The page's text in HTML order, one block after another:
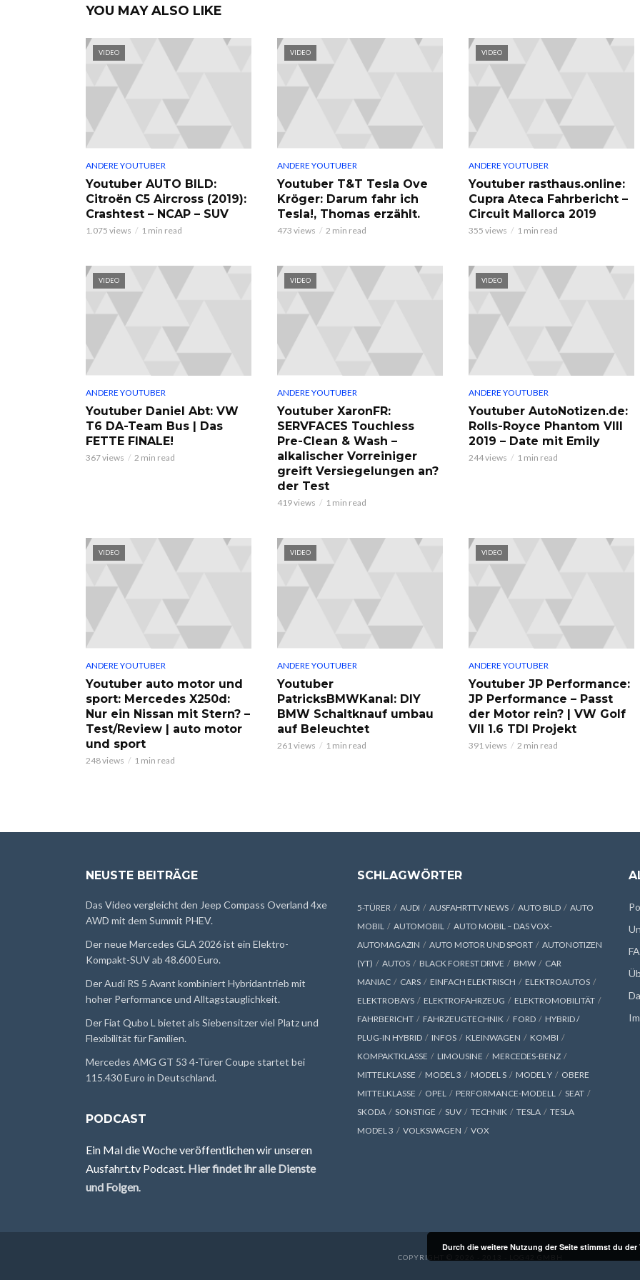
YOU MAY ALSO LIKE
VIDEO
ANDERE YOUTUBER
Youtuber AUTO BILD:
Citroën C5 Aircross (2019):
Crashtest – NCAP – SUV
1.075 views 1 min read
VIDEO
ANDERE YOUTUBER
Youtuber T&T Tesla Ove
Kröger: Darum fahr ich
Tesla!, Thomas erzählt.
473 views 2 min read
VIDEO
ANDERE YOUTUBER
Youtuber rasthaus.online:
Cupra Ateca Fahrbericht –
Circuit Mallorca 2019
355 views 1 min read
VIDEO
ANDERE YOUTUBER
Youtuber Daniel Abt: VW
T6 DA-Team Bus | Das
FETTE FINALE!
367 views 2 min read
VIDEO
ANDERE YOUTUBER
Youtuber XaronFR:
SERVFACES Touchless
Pre-Clean & Wash –
alkalischer Vorreiniger
greift Versiegelungen an?
der Test
419 views 1 min read
VIDEO
ANDERE YOUTUBER
Youtuber AutoNotizen.de:
Rolls-Royce Phantom VIII
2019 – Date mit Emily
244 views 1 min read
VIDEO
ANDERE YOUTUBER
Youtuber auto motor und
sport: Mercedes X250d:
Nur ein Nissan mit Stern? –
Test/Review | auto motor
und sport
248 views 1 min read
VIDEO
ANDERE YOUTUBER
Youtuber
PatricksBMWKanal: DIY
BMW Schaltknauf umbau
auf Beleuchtet
261 views 1 min read
VIDEO
ANDERE YOUTUBER
Youtuber JP Performance:
JP Performance – Passt
der Motor rein? | VW Golf
VII 1.6 TDI Projekt
391 views 2 min read
NEUSTE BEITRÄGE
Das Video vergleicht den Jeep Compass Overland 4xe
AWD mit dem Summit PHEV.
Der neue Mercedes GLA 2026 ist ein Elektro-
Kompakt-SUV ab 48.600 Euro.
Der Audi RS 5 Avant kombiniert Hybridantrieb mit
hoher Performance und Alltagstauglichkeit.
Der Fiat Qubo L bietet als Siebensitzer viel Platz und
Flexibilität für Familien.
Mercedes AMG GT 53 4-Türer Coupe startet bei
115.430 Euro in Deutschland.
PODCAST
Ein Mal die Woche veröffentlichen wir unseren
Ausfahrt.tv Podcast. Hier findet ihr alle Dienste
und Folgen
SCHLAGWÖRTER
5-TÜRER AUDI AUSFAHRTTV NEWS AUTO BILD
AUTO
MOBIL
AUTOMOBIL
AUTO MOBIL – DAS VOX-
AUTOMAGAZIN
AUTO MOTOR UND SPORT
AUTONOTIZEN
(YT)
AUTOS BLACK FOREST DRIVE BMW
CAR
MANIAC
CARS EINFACH ELEKTRISCH
ELEKTROAUTOS
ELEKTROBAYS
ELEKTROFAHRZEUG
ELEKTROMOBILITÄT
FAHRBERICHT
FAHRZEUGTECHNIK FORD
HYBRID /
PLUG-IN HYBRID
INFOS KLEINWAGEN
KOMBI
KOMPAKTKLASSE
LIMOUSINE
MERCEDES-BENZ
MITTELKLASSE
MODEL 3 MODEL S MODEL Y
OBERE
MITTELKLASSE
OPEL PERFORMANCE-MODELL
SEAT
SKODA
SONSTIGE SUV TECHNIK TESLA
TESLA
MODEL 3
VOLKSWAGEN VOX
COPYRIGHT © 2026 - 2013 - LOG42 GMBH
Durch die weitere Nutzung der Seite stimmst du